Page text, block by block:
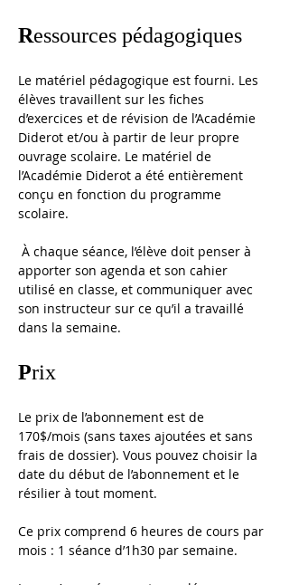
Ressources pédagogiques
Le matériel pédagogique est fourni. Les
élèves travaillent sur les fiches
d’exercices et de révision de l’Académie
Diderot et/ou à partir de leur propre
ouvrage scolaire. Le matériel de
l’Académie Diderot a été entièrement
conçu en fonction du programme
scolaire.
apporter son agenda et son cahier
utilisé en classe, et communiquer avec
son instructeur sur ce qu’il a travaillé
dans la semaine.
Prix
Le prix de l’abonnement est de
170$/mois (sans taxes ajoutées et sans
frais de dossier). Vous pouvez choisir la
date du début de l’abonnement et le
résilier à tout moment.
Ce prix comprend 6 heures de cours par
mois : 1 séance d’1h30 par semaine.